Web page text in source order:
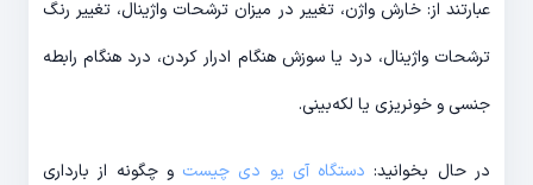
عبارتند از: خارش واژن، تغییر در میزان ترشحات واژینال، تغییر رنگ
ترشحات واژینال، درد یا سوزش هنگام ادرار کردن، درد هنگام رابطه
جنسی و خونریزی یا لکه‌بینی.
در حال بخوانید: دستگاه آی یو دی چیست و چگونه از بارداری